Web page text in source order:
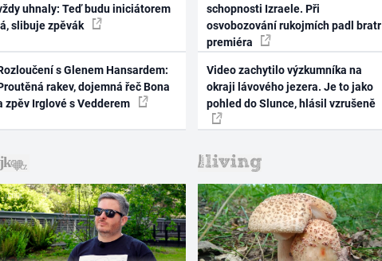
uhnaly: Teď budu iniciátorem
slibuje zpěvák
s Glenem Hansardem:
rakev, dojemná řeč Bona
zpěv Irglové s Vedderem
schopnosti Izraele. Při
osvobozování rukojmích padl bratr
premiéra
Video zachytilo výzkumníka na
okraji lávového jezera. Je to jako
pohled do Slunce, hlásil vzrušeně